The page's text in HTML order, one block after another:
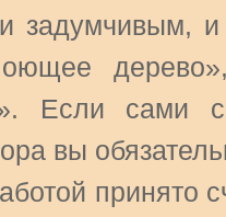
задумчивым, и
Если сами
вы
принято